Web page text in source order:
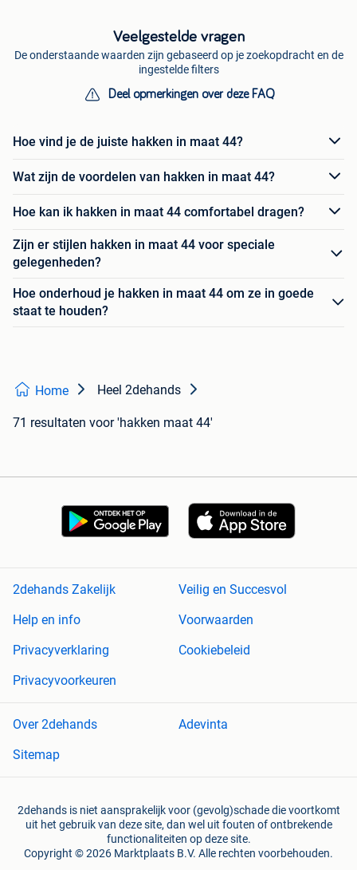
Veelgestelde vragen
De onderstaande waarden zijn gebaseerd op je zoekopdracht en de
ingestelde filters
Deel opmerkingen over deze FAQ
Hoe vind je de juiste hakken in maat 44?
Wat zijn de voordelen van hakken in maat 44?
Hoe kan ik hakken in maat 44 comfortabel dragen?
Zijn er stijlen hakken in maat 44 voor speciale
gelegenheden?
Hoe onderhoud je hakken in maat 44 om ze in goede
staat te houden?
Home Heel 2dehands
71 resultaten voor 'hakken maat 44'
2dehands Zakelijk
Veilig en Succesvol
Help en info
Voorwaarden
Privacyverklaring
Cookiebeleid
Privacyvoorkeuren
Over 2dehands
Adevinta
Sitemap
2dehands is niet aansprakelijk voor (gevolg)schade die voortkomt
uit het gebruik van deze site, dan wel uit fouten of ontbrekende
functionaliteiten op deze site.
Copyright © 2026 Marktplaats B.V. Alle rechten voorbehouden.